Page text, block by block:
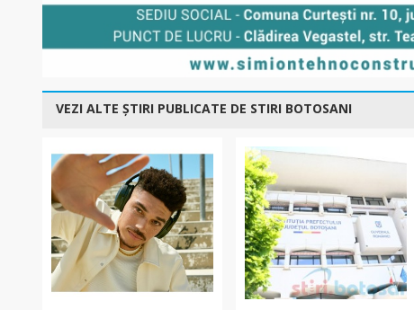
VEZI ALTE ȘTIRI PUBLICATE DE STIRI BOTOSANI